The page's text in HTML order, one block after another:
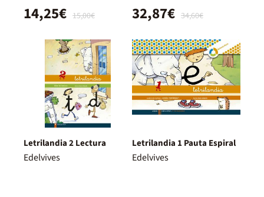
15,00€
14,25€ 34,60€
32,87€
Letrilandia 2 Lectura
Edelvives
Letrilandia 1 Pauta Espiral
Edelvives